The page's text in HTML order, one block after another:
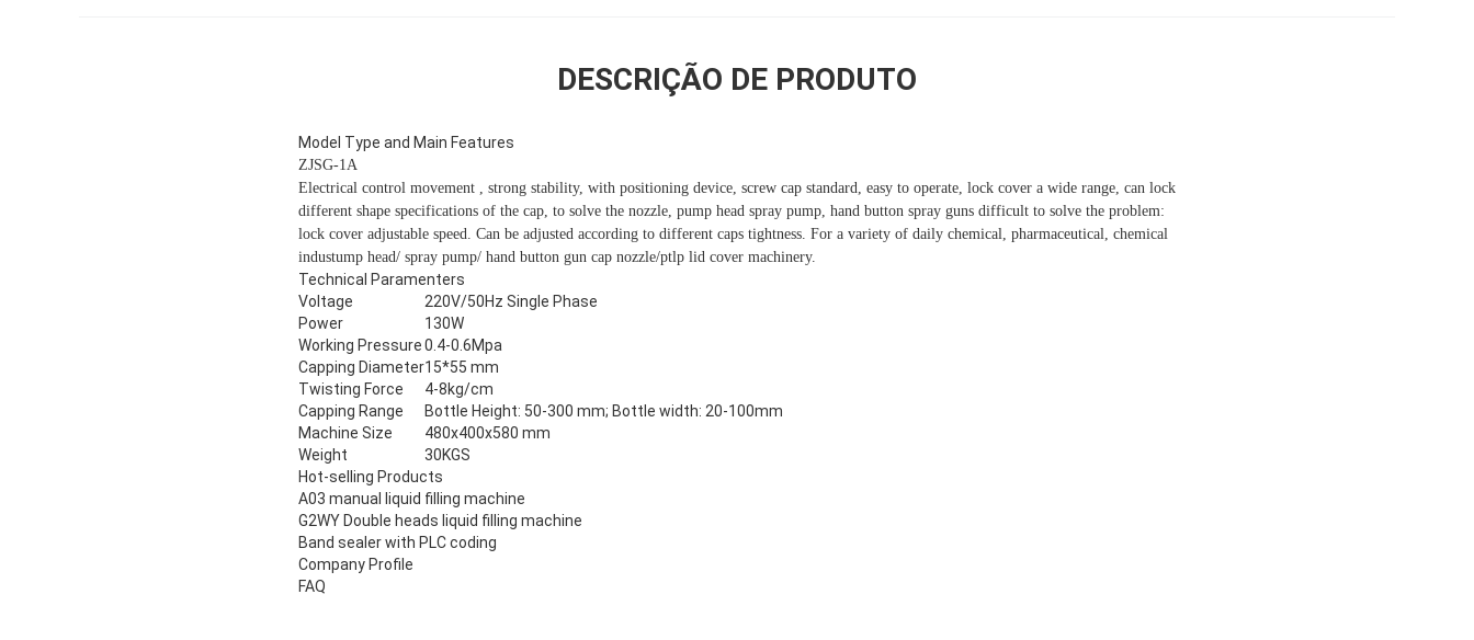
DESCRIÇÃO DE PRODUTO
Model Type and Main Features
ZJSG-1A
Electrical control movement , strong stability, with positioning device, screw cap standard, easy to operate, lock cover a wide range, can lock
different shape specifications of the cap, to solve the nozzle, pump head spray pump, hand button spray guns difficult to solve the problem:
lock cover adjustable speed. Can be adjusted according to different caps tightness. For a variety of daily chemical, pharmaceutical, chemical
industump head/ spray pump/ hand button gun cap nozzle/ptlp lid cover machinery.
Technical Paramenters
Voltage
220V/50Hz Single Phase
Power
130W
Working Pressure0.4-0.6Mpa
Capping Diameter15*55 mm
Twisting Force
4-8kg/cm
Capping Range
Bottle Height: 50-300 mm; Bottle width: 20-100mm
Machine Size
480x400x580 mm
Weight
30KGS
Hot-selling Products
A03 manual liquid filling machine
G2WY Double heads liquid filling machine
Band sealer with PLC coding
Company Profile
FAQ